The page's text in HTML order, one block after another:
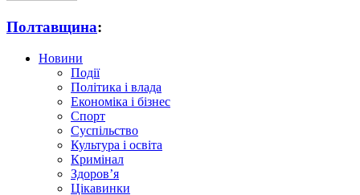
Полтавщина:
Новини
Події
Політика і влада
Економіка і бізнес
Спорт
Суспільство
Культура і освіта
Кримінал
Здоров’я
Цікавинки